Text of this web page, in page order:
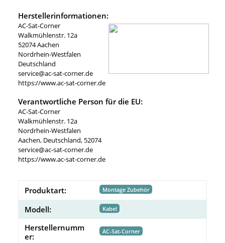
Herstellerinformationen:
AC-Sat-Corner
Walkmühlenstr. 12a
52074 Aachen
Nordrhein-Westfalen
Deutschland
service@ac-sat-corner.de
https://www.ac-sat-corner.de
Verantwortliche Person für die EU:
AC-Sat-Corner
Walkmühlenstr. 12a
Nordrhein-Westfalen
Aachen, Deutschland, 52074
service@ac-sat-corner.de
https://www.ac-sat-corner.de
Produktart: Montage Zubehör
Modell: Kabel
Herstellernumm
er:
AC-Sat-Corner